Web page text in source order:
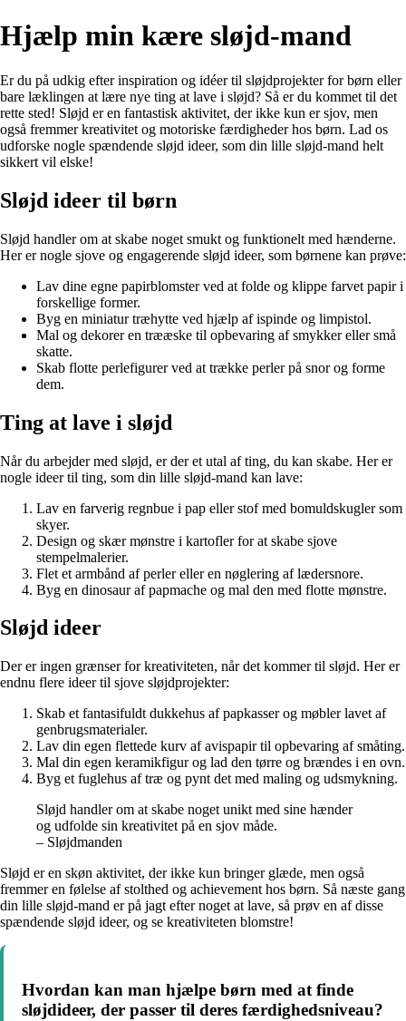
Hjælp min kære sløjd-mand
Er du på udkig efter inspiration og idéer til sløjdprojekter for børn eller
bare læklingen at lære nye ting at lave i sløjd? Så er du kommet til det
rette sted! Sløjd er en fantastisk aktivitet, der ikke kun er sjov, men
også fremmer kreativitet og motoriske færdigheder hos børn. Lad os
udforske nogle spændende sløjd ideer, som din lille sløjd-mand helt
sikkert vil elske!
Sløjd ideer til børn
Sløjd handler om at skabe noget smukt og funktionelt med hænderne.
Her er nogle sjove og engagerende sløjd ideer, som børnene kan prøve:
Lav dine egne papirblomster ved at folde og klippe farvet papir i
forskellige former.
Byg en miniatur træhytte ved hjælp af ispinde og limpistol.
Mal og dekorer en trææske til opbevaring af smykker eller små
skatte.
Skab flotte perlefigurer ved at trække perler på snor og forme
dem.
Ting at lave i sløjd
Når du arbejder med sløjd, er der et utal af ting, du kan skabe. Her er
nogle ideer til ting, som din lille sløjd-mand kan lave:
Lav en farverig regnbue i pap eller stof med bomuldskugler som
skyer.
Design og skær mønstre i kartofler for at skabe sjove
stempelmalerier.
Flet et armbånd af perler eller en nøglering af lædersnore.
Byg en dinosaur af papmache og mal den med flotte mønstre.
Sløjd ideer
Der er ingen grænser for kreativiteten, når det kommer til sløjd. Her er
endnu flere ideer til sjove sløjdprojekter:
Skab et fantasifuldt dukkehus af papkasser og møbler lavet af
genbrugsmaterialer.
Lav din egen flettede kurv af avispapir til opbevaring af småting.
Mal din egen keramikfigur og lad den tørre og brændes i en ovn.
Byg et fuglehus af træ og pynt det med maling og udsmykning.
Sløjd handler om at skabe noget unikt med sine hænder
og udfolde sin kreativitet på en sjov måde.
– Sløjdmanden
Sløjd er en skøn aktivitet, der ikke kun bringer glæde, men også
fremmer en følelse af stolthed og achievement hos børn. Så næste gang
din lille sløjd-mand er på jagt efter noget at lave, så prøv en af disse
spændende sløjd ideer, og se kreativiteten blomstre!
Hvordan kan man hjælpe børn med at finde
sløjdideer, der passer til deres færdighedsniveau?